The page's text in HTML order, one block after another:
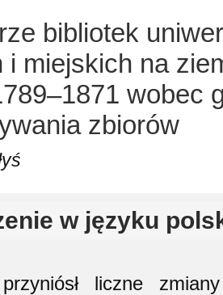
bibliotek
i miejskich na
wobec
zbiorów
w języku
liczne